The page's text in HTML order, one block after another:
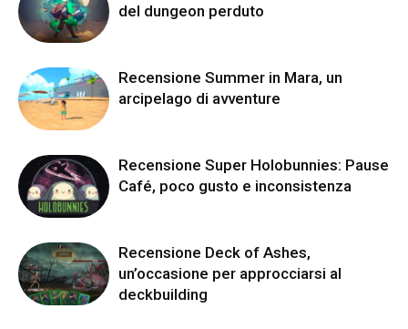
del dungeon perduto
Recensione Summer in Mara, un
arcipelago di avventure
Recensione Super Holobunnies: Pause
Café, poco gusto e inconsistenza
Recensione Deck of Ashes,
un’occasione per approcciarsi al
deckbuilding